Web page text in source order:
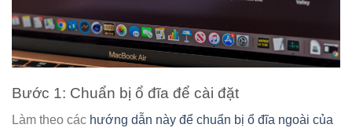
Bước 1: Chuẩn bị ổ đĩa để cài đặt
Làm theo các hướng dẫn này để chuẩn bị ổ đĩa ngoài của